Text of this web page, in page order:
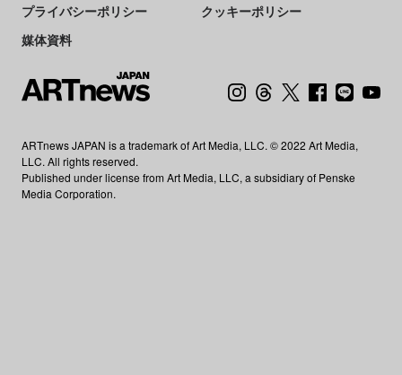
プライバシーポリシー
クッキーポリシー
媒体資料
ARTnews JAPAN is a trademark of Art Media, LLC. © 2022 Art Media,
LLC. All rights reserved.
Published under license from Art Media, LLC, a subsidiary of Penske
Media Corporation.